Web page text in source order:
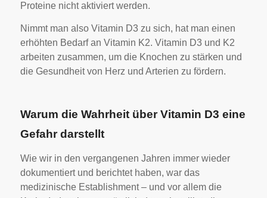
Proteine nicht aktiviert werden.
Nimmt man also Vitamin D3 zu sich, hat man einen
erhöhten Bedarf an Vitamin K2. Vitamin D3 und K2
arbeiten zusammen, um die Knochen zu stärken und
die Gesundheit von Herz und Arterien zu fördern.
Warum die Wahrheit über Vitamin D3 eine
Gefahr darstellt
Wie wir in den vergangenen Jahren immer wieder
dokumentiert und berichtet haben, war das
medizinische Establishment – und vor allem die